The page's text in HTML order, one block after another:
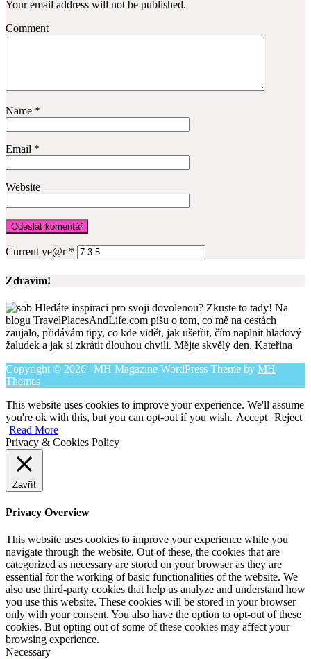
Your email address will not be published.
Comment
Name *
Email *
Website
Current ye@r *
Zdravím!
Hledáte inspiraci pro svoji dovolenou? Zkuste to tady! Na
blogu TravelPlacesAndLife.com píšu o tom, co mě na cestách
zaujalo, přidávám tipy, co kde vidět, jak ušetřit, čím naplnit hladový
žaludek a jak si zkrátit dlouhou chvíli. Mějte skvělý den, Kateřina
Copyright © 2026 | MH Magazine WordPress Theme by MH
Themes
This website uses cookies to improve your experience. We'll assume
you're ok with this, but you can opt-out if you wish. Accept Reject
Read More
Privacy & Cookies Policy
Zavřít
Privacy Overview
This website uses cookies to improve your experience while you
navigate through the website. Out of these, the cookies that are
categorized as necessary are stored on your browser as they are
essential for the working of basic functionalities of the website. We
also use third-party cookies that help us analyze and understand how
you use this website. These cookies will be stored in your browser
only with your consent. You also have the option to opt-out of these
cookies. But opting out of some of these cookies may affect your
browsing experience.
Necessary